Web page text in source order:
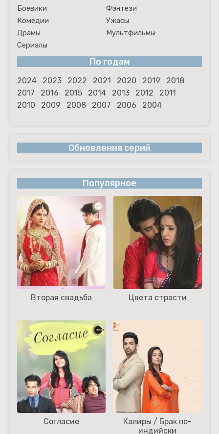
Боевики
Фэнтези
Комедии
Ужасы
Драмы
Мультфильмы
Сериалы
По годам
2024 2023 2022 2021 2020 2019
2018
2017
2016 2015 2014 2013 2012
2011
2010
2009 2008 2007 2006 2004
Обновления серий
Популярное
Вторая свадьба Цвета страсти
Согласие
Калиры / Брак по-
индийски